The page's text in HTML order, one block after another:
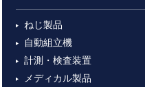
ねじ製品
自動組立機
計測・検査装置
メディカル製品